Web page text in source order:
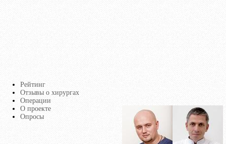
Главное меню
Рейтинг
Отзывы о хирургах
Операции
О проекте
Опросы
Страницы